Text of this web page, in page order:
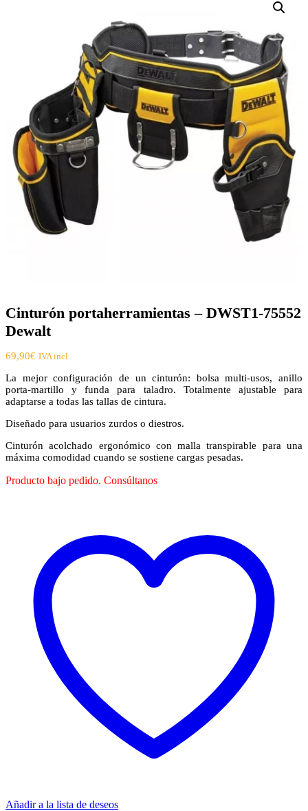
Cinturón portaherramientas – DWST1-75552
Dewalt
69,90€ IVA incl.
La mejor configuración de un cinturón: bolsa multi-usos, anillo
porta-martillo y funda para taladro. Totalmente ajustable para
adaptarse a todas las tallas de cintura.
Diseñado para usuarios zurdos o diestros.
Cinturón acolchado ergonómico con malla transpirable para una
máxima comodidad cuando se sostiene cargas pesadas.
Producto bajo pedido. Consúltanos
Añadir a la lista de deseos